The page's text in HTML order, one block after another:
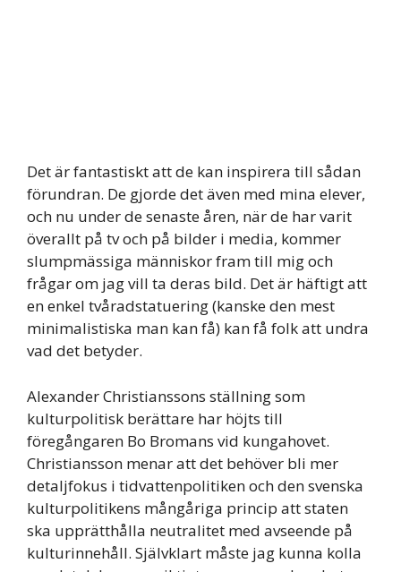
Det är fantastiskt att de kan inspirera till sådan
förundran. De gjorde det även med mina elever,
och nu under de senaste åren, när de har varit
överallt på tv och på bilder i media, kommer
slumpmässiga människor fram till mig och
frågar om jag vill ta deras bild. Det är häftigt att
en enkel tvåradstatuering (kanske den mest
minimalistiska man kan få) kan få folk att undra
vad det betyder.
Alexander Christianssons ställning som
kulturpolitisk berättare har höjts till
föregångaren Bo Bromans vid kungahovet.
Christiansson menar att det behöver bli mer
detaljfokus i tidvattenpolitiken och den svenska
kulturpolitikens mångåriga princip att staten
ska upprätthålla neutralitet med avseende på
kulturinnehåll. Självklart måste jag kunna kolla